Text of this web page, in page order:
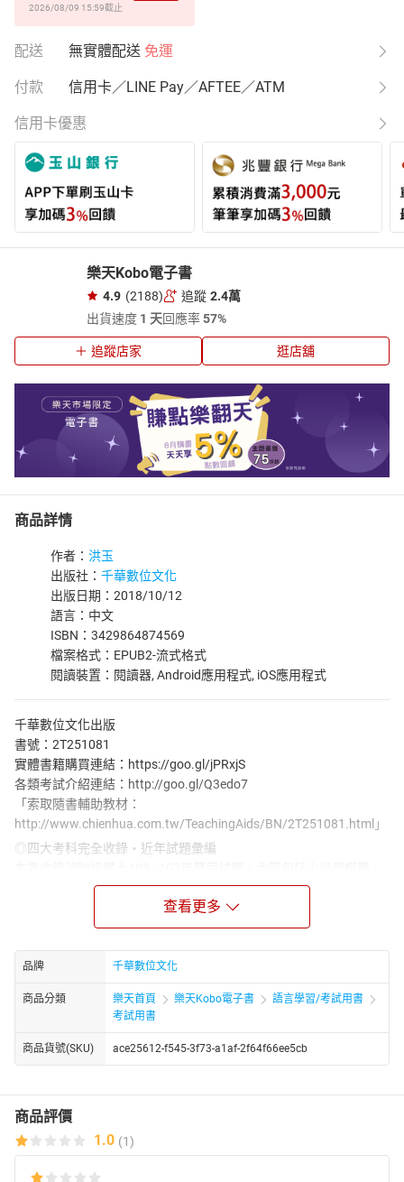
2026/08/09 15:59截止
配送 無實體配送 免運
付款 信用卡／LINE Pay／AFTEE／ATM
信用卡優惠
樂天Kobo電子書
4.9 (2188) 追蹤 2.4萬
出貨速度 1 天回應率57%
追蹤店家 逛店舖
商品詳情
作者： 洪玉
出版社： 千華數位文化
出版日期：2018/10/12
語言：中文
ISBN：3429864874569
檔案格式：EPUB2-流式格式
閱讀裝置：閱讀器, Android應用程式, iOS應用程式
千華數位文化出版
書號：2T251081
實體書籍購買連結：https://goo.gl/jPRxjS
各類考試介紹連結：http://goo.gl/Q3edo7
「索取隨書輔助教材：
http://www.chienhua.com.tw/TeachingAids/BN/2T251081.html」
◎四大考科完全收錄‧近年試題彙編
消防法規概要、警報與避難系統消防安全設備概要以及水與化學系
統消防安全設備概要等四科。有效掌握最新考情，鑑往知來，瞭解
命題趨勢所在。
◎名師精解詳盡剖析‧強化解題思維
本書分別針對各科試題提供名師精闢解析，面對艱澀試題時，能夠
活化解題思路，進而洞悉命題核心。倘能精讀此書，勤加練習，必
定能夠功力大增，進而在考場所向披靡，題名金榜！
◎關鍵考點系統整理‧輕鬆掌握要領
本書解析附有關鍵主題說明，快速指點答題重點，不必再花時間找
答題的同時，亦逐步熟悉重點法條與要點，掌握考試答題關鍵不再
是難事。
查看更多
品牌 千華數位文化
商品分類 樂天首頁 樂天Kobo電子書
語言學習/考試用書
考試用書
商品貨號(SKU) ace25612-f545-3f73-a1af-2f64f66ee5cb
商品評價
1.0 (1)